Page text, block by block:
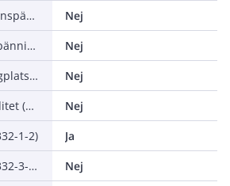
Lämplig som mellanspänningskabel
Nej
Lämplig som högspänningskabel
Nej
Certifierad som flygplatsbelysningskabel
Nej
Elektrisk funktionalitet (Circuit integrity) vid brand (EN 50200 Annex E)
Nej
1-2)
Ja
Flamskydd (IEC 60332-3-21, Cat A F/R)
Nej